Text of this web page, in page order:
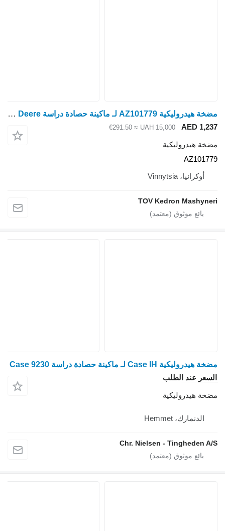
مضخة هيدروليكية AZ101779 لـ ماكينة حصادة دراسة John Deere
AED 1,237
UAH 15,000
≈ €291.50
مضخة هيدروليكية
AZ101779
أوكرانيا، Vinnytsia
TOV Kedron Mashyneri
مضخة هيدروليكية Case IH لـ ماكينة حصادة دراسة Case 9230
السعر عند الطلب
مضخة هيدروليكية
الدنمارك، Hemmet
Chr. Nielsen - Tingheden A/S